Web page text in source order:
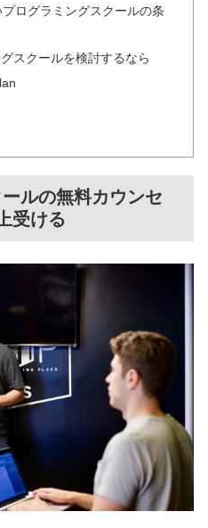
ログラミングスクールの条
スクールを検討するなら
ルの無料カウンセ
受ける